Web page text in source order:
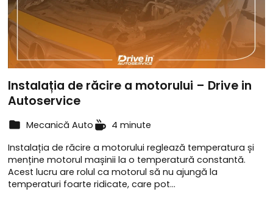
Instalația de răcire a motorului – Drive in
Autoservice
Mecanică Auto
4 minute
Instalația de răcire a motorului reglează temperatura și
menține motorul mașinii la o temperatură constantă.
Acest lucru are rolul ca motorul să nu ajungă la
temperaturi foarte ridicate, care pot…